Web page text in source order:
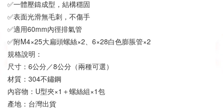
✅一體壓鑄成型，結構穩固
✅表面光滑無毛刺，不傷手
✅適用60mm內徑排氣管
✅附M4×25大扁頭螺絲×2、6×28白色膨脹管×2
規格說明：
尺寸：6公分／8公分（兩種可選）
材質：304不鏽鋼
內容物：U型夾×1＋螺絲組×1包
產地：台灣出貨